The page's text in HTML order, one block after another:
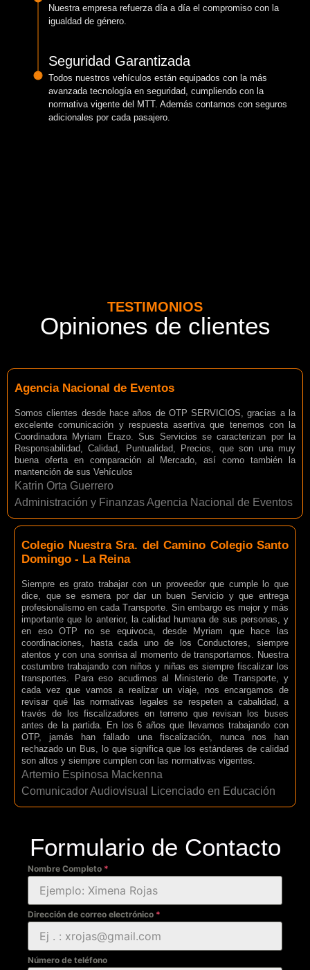
Nuestra empresa refuerza día a día el compromiso con la
igualdad de género.
Seguridad Garantizada
Todos nuestros vehículos están equipados con la más
avanzada tecnología en seguridad, cumpliendo con la
normativa vigente del MTT. Además contamos con seguros
adicionales por cada pasajero.
TESTIMONIOS
Opiniones de clientes
Agencia Nacional de Eventos
Somos clientes desde hace años de OTP SERVICIOS, gracias a la
excelente comunicación y respuesta asertiva que tenemos con la
Coordinadora Myriam Erazo. Sus Servicios se caracterizan por la
Responsabilidad, Calidad, Puntualidad, Precios, que son una muy
buena oferta en comparación al Mercado, así como también la
mantención de sus Vehículos
Katrin Orta Guerrero
Administración y Finanzas Agencia Nacional de Eventos
Colegio Nuestra Sra. del Camino Colegio Santo
Domingo - La Reina
Siempre es grato trabajar con un proveedor que cumple lo que
dice, que se esmera por dar un buen Servicio y que entrega
profesionalismo en cada Transporte. Sin embargo es mejor y más
importante que lo anterior, la calidad humana de sus personas, y
en eso OTP no se equivoca, desde Myriam que hace las
coordinaciones, hasta cada uno de los Conductores, siempre
atentos y con una sonrisa al momento de transportarnos. Nuestra
costumbre trabajando con niños y niñas es siempre fiscalizar los
transportes. Para eso acudimos al Ministerio de Transporte, y
cada vez que vamos a realizar un viaje, nos encargamos de
revisar qué las normativas legales se respeten a cabalidad, a
través de los fiscalizadores en terreno que revisan los buses
antes de la partida. En los 6 años que llevamos trabajando con
OTP, jamás han fallado una fiscalización, nunca nos han
rechazado un Bus, lo que significa que los estándares de calidad
son altos y siempre cumplen con las normativas vigentes.
Artemio Espinosa Mackenna
Comunicador Audiovisual Licenciado en Educación
Formulario de Contacto
Nombre Completo *
Dirección de correo electrónico *
Número de teléfono